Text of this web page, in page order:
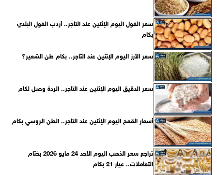
سعر الفول اليوم الإثنين عند التاجر.. أردب الفول البلدي
بكام
سعر الأرز اليوم الإثنين عند التاجر.. بكام طن الشعير؟
سعر الدقيق اليوم الإثنين عند التاجر.. الردة وصل لكام
أسعار القمح اليوم الإثنين عند التاجر.. الطن الروسي بكام
تراجع سعر الذهب اليوم الأحد 24 مايو 2026 بختام
التعاملات.. عيار 21 بكام